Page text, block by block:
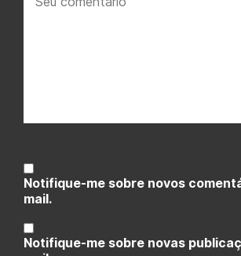
comentário:
Notifique-me sobre novos
mail.
Notifique-me sobre novas